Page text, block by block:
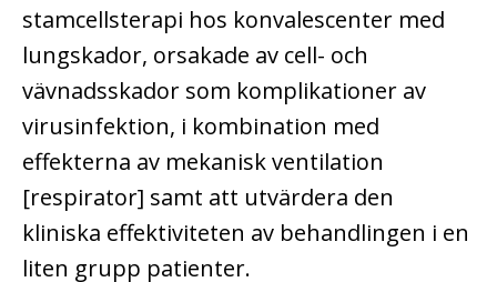
stamcellsterapi hos konvalescenter med
lungskador, orsakade av cell- och
vävnadsskador som komplikationer av
virusinfektion, i kombination med
effekterna av mekanisk ventilation
[respirator] samt att utvärdera den
kliniska effektiviteten av behandlingen i en
liten grupp patienter.